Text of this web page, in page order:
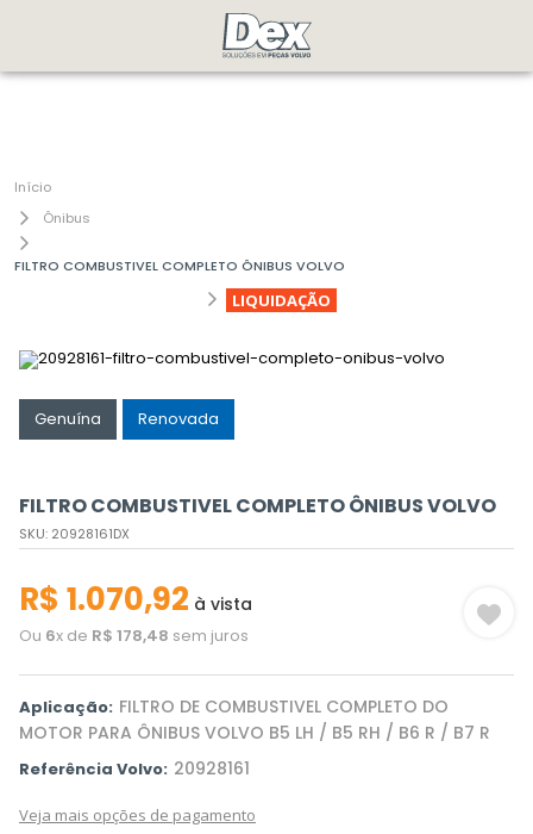
Ônibus
FILTRO COMBUSTIVEL COMPLETO ÔNIBUS VOLVO
LIQUIDAÇÃO
Genuína Renovada
FILTRO COMBUSTIVEL COMPLETO ÔNIBUS VOLVO
SKU: 20928161DX
R$ 1.070,92 à vista
Ou 6x de R$ 178,48 sem juros
Aplicação: FILTRO DE COMBUSTIVEL COMPLETO DO
MOTOR PARA ÔNIBUS VOLVO B5 LH / B5 RH / B6 R / B7 R
Referência Volvo: 20928161
Veja mais opções de pagamento